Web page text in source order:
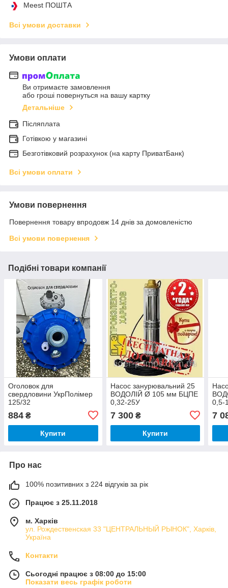
Meest ПОШТА
Всі умови доставки
Умови оплати
Ви отримаєте замовлення
або гроші повернуться на вашу картку
Детальніше
Післяплата
Готівкою у магазині
Безготівковий розрахунок (на карту ПриватБанк)
Всі умови оплати
Умови повернення
Повернення товару впродовж 14 днів за домовленістю
Всі умови повернення
Подібні товари компанії
Оголовок для
свердловини УкрПолімер
125/32
884 ₴
Купити
Насос занурювальний 25
ВОДОЛІЙ Ø 105 мм БЦПЕ
0,32-25У
7 300₴
Купити
0,5-
7
Про нас
100% позитивних з 224 відгуків за рік
Працює з 25.11.2018
м. Харків
ул. Рождественская 33 "ЦЕНТРАЛЬНЫЙ РЫНОК", Харків,
Україна
Контакти
Сьогодні працює з 08:00 до 15:00
Показати весь графік роботи